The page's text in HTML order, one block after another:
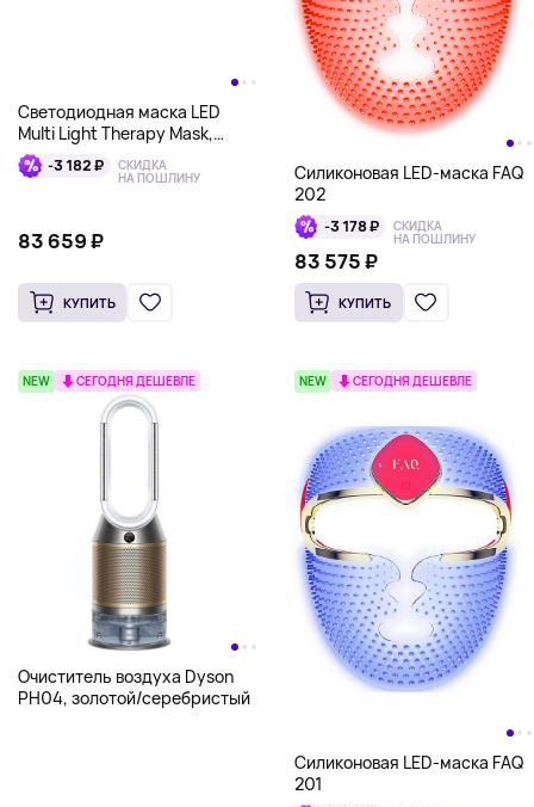
Светодиодная маска LED
Multi Light Therapy Mask,
серая с гидрагелевыми
масками 5 шт. и сывороткой
-3 182 ₽ СКИДКА
НА ПОШЛИНУ
83 659 ₽
КУПИТЬ
Силиконовая LED-маска FAQ
202
-3 178 ₽ СКИДКА
НА ПОШЛИНУ
83 575 ₽
КУПИТЬ
NEW СЕГОДНЯ ДЕШЕВЛЕ
Очиститель воздуха Dyson
PH04, золотой/серебристый
NEW СЕГОДНЯ ДЕШЕВЛЕ
Силиконовая LED-маска FAQ
201